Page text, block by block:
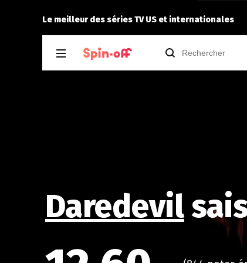
Le meilleur des séries TV US et internationales
Niclooyd a noté12àFallout 2.05
Daredevil